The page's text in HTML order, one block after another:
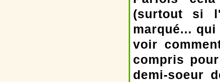
(surtout si
marqué...
voir
compris
demi-soeur